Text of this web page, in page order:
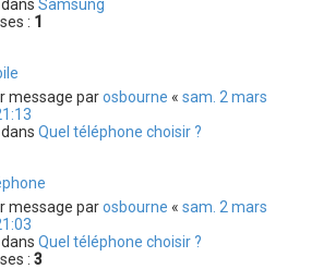
Samsung
: 1
message parosbourne « sam. 2 mars
Quel téléphone choisir ?
message parosbourne « sam. 2 mars
Quel téléphone choisir ?
: 3